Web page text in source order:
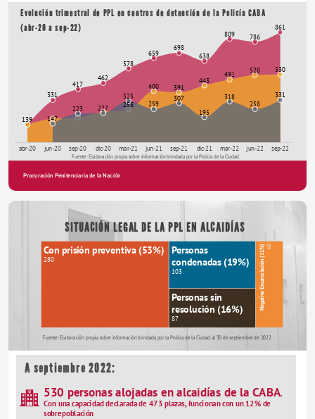
Evolución trimestral de PPL en centros de detención de la Policía CABA
(abr-20 a sep-22)
abr-20 jun-20 sep-20 dic-20 mar-21 jun-21 sep-21 dic-21 mar-22 jun-22 sep-22
139
331
417
462
578
659
698
638
809 786
861
255
400 391
443
491
528 530
147
223 227
323
259
307
195
318
258
331
Fuente: Elaboración propia sobre información brindada por la Policía de la Ciudad
ANNUAL REPORT
Procuración Penitenciaria de la Nación
SITUACIÓN LEGAL DE LA PPL EN ALCAIDÍAS
Con prisión preventiva (53%)
280
Personas
condenadas (19%)
103
Personas sin
resolución (16%)
87
Negativa Excarcelación (11%) 60
Fuente: Elaboración propia sobre información brindada por la Policía de la Ciudad al 30 de septiembre de 2022
A septiembre 2022:
530 personas alojadas en alcaidías de la CABA.
Con una capacidad declarada de 473 plazas, funcionan con un 12% de
sobrepoblación